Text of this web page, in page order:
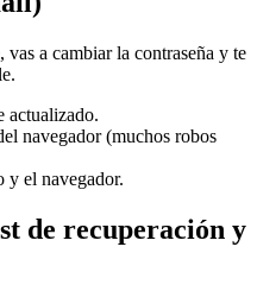
a cambiar la contraseña y te
actualizado.
navegador (muchos robos
y el navegador.
de recuperación y